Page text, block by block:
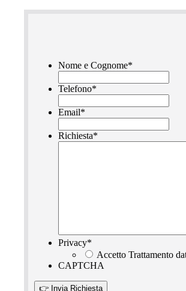
Nome e Cognome*
Telefono*
Email*
Richiesta*
Privacy*
Accetto Trattamento
CAPTCHA